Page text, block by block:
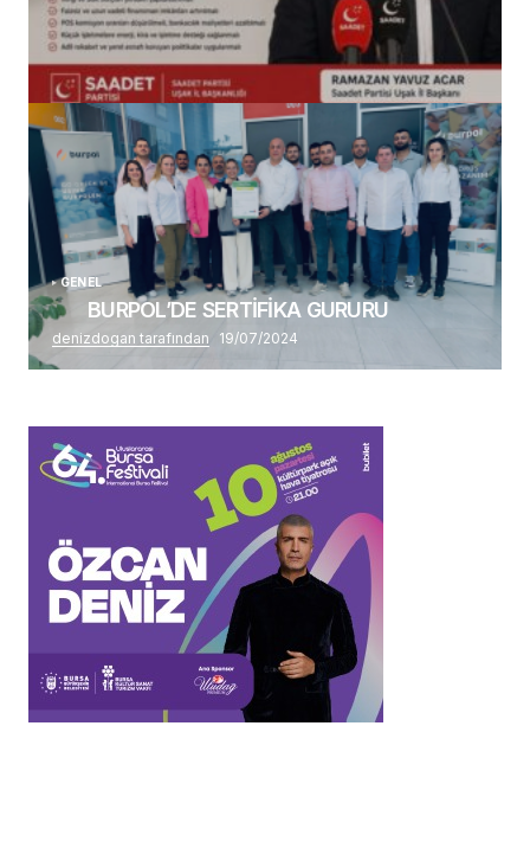
(başlıksız)
Alaattin Karahan tarafından 14/07/2026
GENEL
BURPOL’DE SERTİFİKA GURURU
denizdogan tarafından 19/07/2024